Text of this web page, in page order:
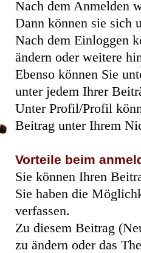
Nach dem Anmelden
Dann können sie sich
Nach dem Einloggen
ändern oder weitere
Ebenso können Sie
unter jedem Ihrer
Unter Profil/Profil
Beitrag unter Ihrem
Vorteile beim
Sie können Ihren
Sie haben die
verfassen.
Zu diesem Beitrag
zu ändern oder das